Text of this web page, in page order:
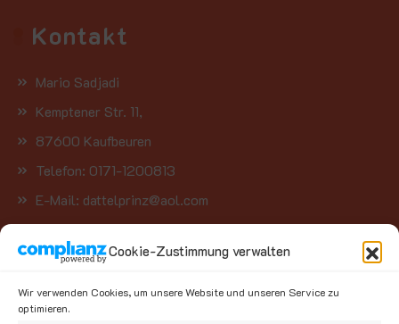
Cookie-Zustimmung verwalten
Wir verwenden Cookies, um unsere Website und unseren Service zu
optimieren.
Kontakt
Mario Sadjadi
Kemptener Str. 11,
87600 Kaufbeuren
Telefon: 0171-1200813
E-Mail: dattelprinz@aol.com
Kategorien
Kategorie auswählen